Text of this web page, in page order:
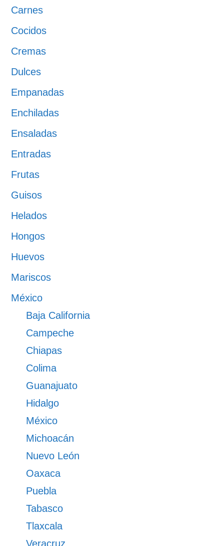
Carnes
Cocidos
Cremas
Dulces
Empanadas
Enchiladas
Ensaladas
Entradas
Frutas
Guisos
Helados
Hongos
Huevos
Mariscos
México
Baja California
Campeche
Chiapas
Colima
Guanajuato
Hidalgo
México
Michoacán
Nuevo León
Oaxaca
Puebla
Tabasco
Tlaxcala
Veracruz